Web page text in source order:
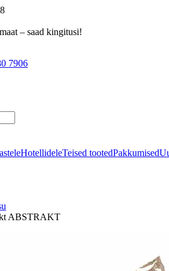
– saad kingitusi!
7906
HotellideleTeised tootedPakkumised
ABSTRAKT